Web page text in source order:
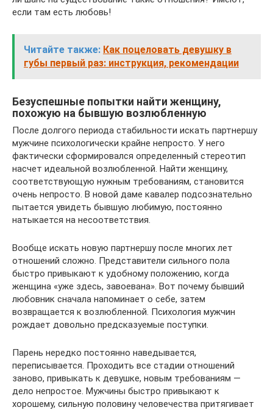
если там есть любовь!
Читайте также: Как поцеловать девушку в
губы первый раз: инструкция, рекомендации
Безуспешные попытки найти женщину,
похожую на бывшую возлюбленную
После долгого периода стабильности искать партнершу
мужчине психологически крайне непросто. У него
фактически сформировался определенный стереотип
насчет идеальной возлюбленной. Найти женщину,
соответствующую нужным требованиям, становится
очень непросто. В новой даме кавалер подсознательно
пытается увидеть бывшую любимую, постоянно
натыкается на несоответствия.
Вообще искать новую партнершу после многих лет
отношений сложно. Представители сильного пола
быстро привыкают к удобному положению, когда
женщина «уже здесь, завоевана». Вот почему бывший
любовник сначала напоминает о себе, затем
возвращается к возлюбленной. Психология мужчин
рождает довольно предсказуемые поступки.
Парень нередко постоянно наведывается,
переписывается. Проходить все стадии отношений
заново, привыкать к девушке, новым требованиям —
дело непростое. Мужчины быстро привыкают к
хорошему, сильную половину человечества притягивает